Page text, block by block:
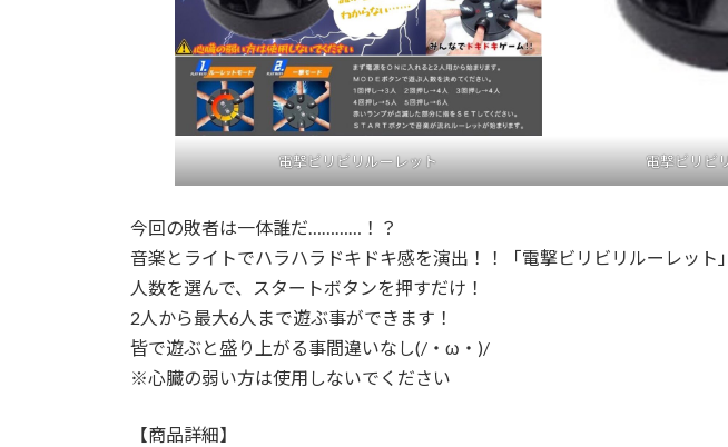
電撃ビリビリルーレット 電撃ビリビ
今回の敗者は一体誰だ…………！？
音楽とライトでハラハラドキドキ感を演出！！「電撃ビリビリルーレット
人数を選んで、スタートボタンを押すだけ！
2人から最大6人まで遊ぶ事ができます！
皆で遊ぶと盛り上がる事間違いなし(/・ω・)/
※心臓の弱い方は使用しないでください
【商品詳細】